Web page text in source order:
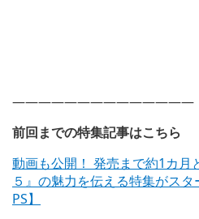
——————————————
前回までの特集記事はこちら
動画も公開！ 発売まで約1カ月
５』の魅力を伝える特集がス
PS】